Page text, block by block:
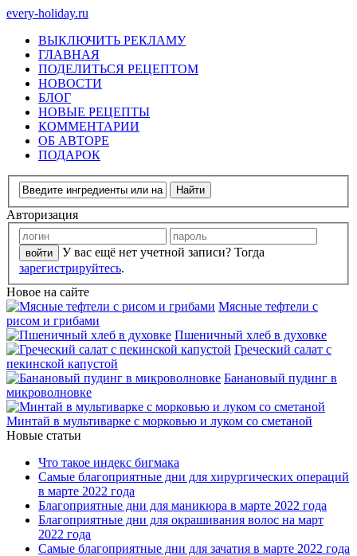
every-holiday.ru
ВЫКЛЮЧИТЬ РЕКЛАМУ
ГЛАВНАЯ
ПОДЕЛИТЬСЯ РЕЦЕПТОМ
НОВОСТИ
БЛОГ
НОВЫЕ РЕЦЕПТЫ
КОММЕНТАРИИ
ОБ АВТОРЕ
ПОДАРОК
Авторизация
У вас ещё нет учетной записи? Тогда
зарегистрируйтесь.
Новое на сайте
Мясные тефтели с
рисом и грибами
Пшеничный хлеб в духовке
Греческий салат с
пекинской капустой
Банановый пудинг в
микроволновке
Минтай в мультиварке с морковью и луком со сметаной
Новые статьи
Что такое индекс бигмака
Самые благоприятные дни для хирургических операций
в марте 2022 года
Благоприятные дни для маникюра в марте 2022 года
Благоприятные дни для окрашивания волос на март
2022 года
Самые благоприятные дни для зачатия в марте 2022 года